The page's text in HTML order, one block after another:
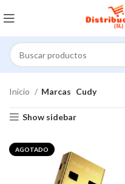
Inicio Marcas Cudy
Show sidebar
AGOTADO